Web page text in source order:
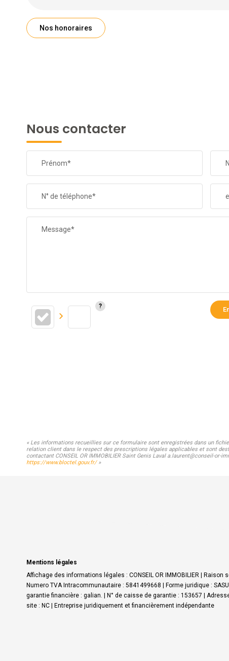
Nos honoraires
Nous contacter
Prénom*
N° de téléphone*
Message*
« Les informations recueillies sur ce formulaire sont enregistrées dans un
relation client dans le respect des prescriptions légales applicables et sont
contactant CONSEIL OR IMMOBILIER Saint Genis Laval a.laurent@conseil-
https://www.bloctel.gouv.fr/»
Mentions légales
Affichage des informations légales : CONSEIL OR IMMOBILIER | Raison
Numero TVA Intracommunautaire : 5841499668 | Forme juridique :
garantie financière : galian. | N° de caisse de garantie : 153657 |
site : NC |
Entreprise juridiquement et financièrement indépendante